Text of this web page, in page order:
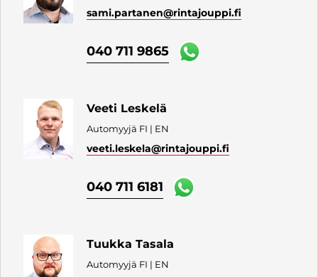
sami.partanen@rintajouppi.fi
040 711 9865
Veeti Leskelä
Automyyjä FI | EN
veeti.leskela@rintajouppi.fi
040 711 6181
Tuukka Tasala
Automyyjä FI | EN